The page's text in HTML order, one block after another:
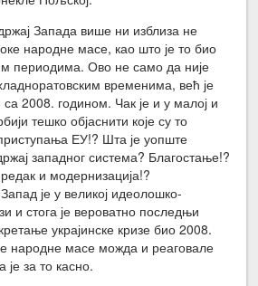
Запада више ни изблиза не
народне масе, као што је то био
периодима. Ово не само да није
временима, већ је
2008. годином. Чак је и у малој и
тешко објаснити које су то
ЕУ!? Шта је уопште
западног система? Благостање!?
и модернизација!?
је у великој идеолошко-
и стога је вероватно последњи
украјинске кризе био 2008.
народне масе можда и реаговале
је за то касно.